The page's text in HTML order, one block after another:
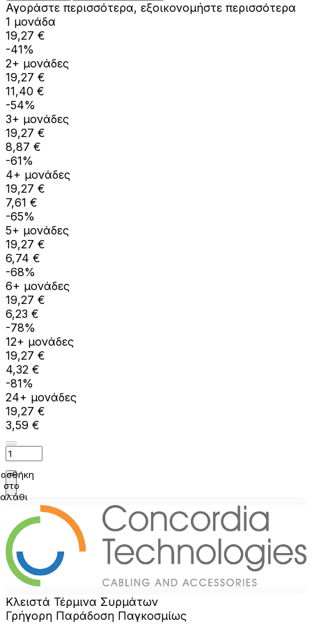
Αγοράστε περισσότερα, εξοικονομήστε περισσότερα
1 μονάδα
19,27 €
-41%
2+ μονάδες
19,27 €
11,40 €
-54%
3+ μονάδες
19,27 €
8,87 €
-61%
4+ μονάδες
19,27 €
7,61 €
-65%
5+ μονάδες
19,27 €
6,74 €
-68%
6+ μονάδες
19,27 €
6,23 €
-78%
12+ μονάδες
19,27 €
4,32 €
-81%
24+ μονάδες
19,27 €
3,59 €
στο
Κλειστά Τέρμινα Συρμάτων
Γρήγορη Παράδοση Παγκοσμίως